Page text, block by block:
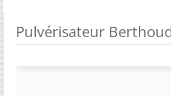
Pulvérisateur